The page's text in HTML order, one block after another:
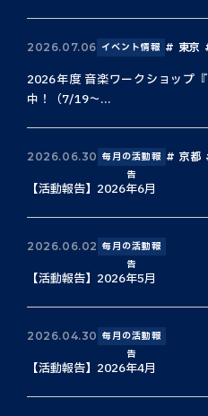
2026.07.06 イベント情報 東京
2026年度 音楽ワークショップ
中！（7/19〜...
2026.06.30 毎月の活動報
告
京都
【活動報告】2026年6月
2026.06.02 毎月の活動報
告
【活動報告】2026年5月
2026.04.30 毎月の活動報
告
【活動報告】2026年4月